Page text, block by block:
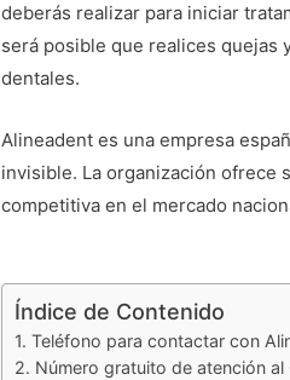
deberás realizar para iniciar
será posible que realices quejas
dentales.
Alineadent es una empresa
invisible. La organización ofrece
competitiva en el mercado
Índice de Contenido
Teléfono para contactar con
Número gratuito de atención